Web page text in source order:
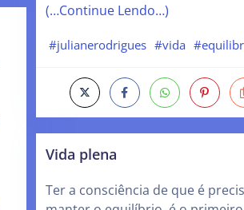
(…Continue Lendo…)
#julianerodrigues #vida
Vida plena
Ter a consciência de que é